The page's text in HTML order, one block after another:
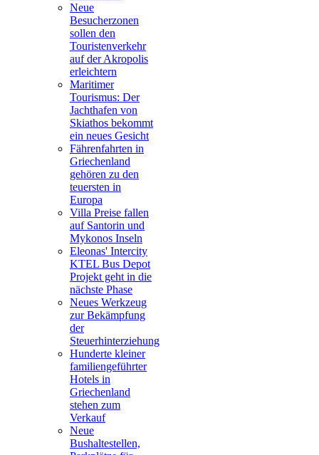
Neue
Besucherzonen
sollen den
Touristenverkehr
auf der Akropolis
erleichtern
Maritimer
Tourismus: Der
Jachthafen von
Skiathos bekommt
ein neues Gesicht
Fährenfahrten in
Griechenland
gehören zu den
teuersten in
Europa
Villa Preise fallen
auf Santorin und
Mykonos Inseln
Eleonas' Intercity
KTEL Bus Depot
Projekt geht in die
nächste Phase
Neues Werkzeug
zur Bekämpfung
der
Steuerhinterziehung
Hunderte kleiner
familiengeführter
Hotels in
Griechenland
stehen zum
Verkauf
Neue
Bushaltestellen,